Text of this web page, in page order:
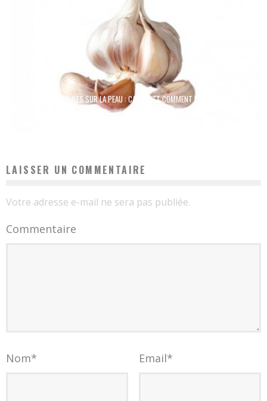
LES AMPOULES SUR LA PEAU : CAUSES ET COMMENT LES GUÉRIR
LAISSER UN COMMENTAIRE
Votre adresse e-mail ne sera pas publiée.
Commentaire
Nom* Email*